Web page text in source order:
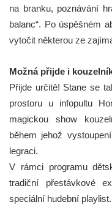
na branku, poznávání
balanc“. Po úspěšném
vytočit některou ze
Možná přijde i
Přijde určitě! Stane se
prostoru u infopultu
magickou show
během jehož
legraci.
V rámci programu
tradiční přestávkové
speciální hudební playlist.